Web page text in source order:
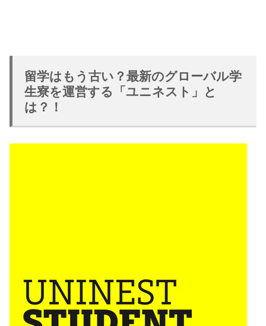
留学はもう古い？最新のグローバル学
生寮を運営する「ユニネスト」と
は？！